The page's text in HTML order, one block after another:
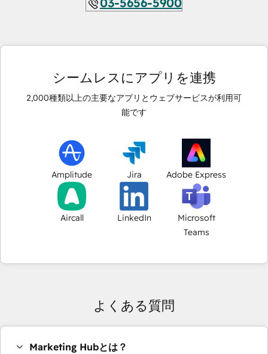
シームレスにアプリを連携
2,000種類以上の主要なアプリとウェブサービスが利用可
能です
Amplitude Jira Adobe Express
Aircall LinkedIn
Microsoft
Teams
よくある質問
Marketing Hubとは？